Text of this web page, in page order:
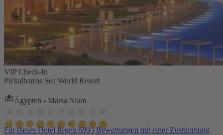
VIP Check-In
Pickalbatros Sea World Resort
Ägypten - Marsa Alam
Für dieses Hotel liegen 6893 Bewertungen mit einer Zustimmung